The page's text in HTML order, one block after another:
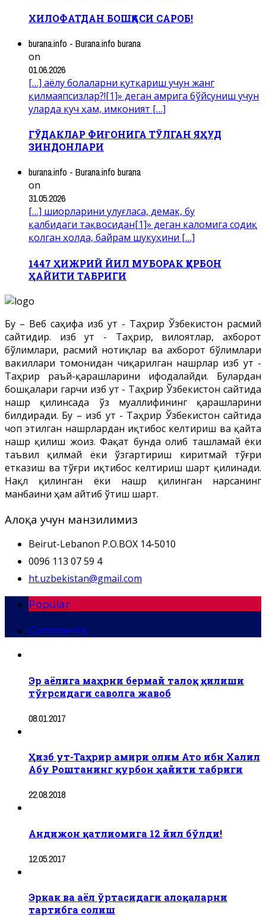
ХИЛОФАТДАН БОШҚАСИ САРОБ!
burana.info - Burana.info burana
on
01.06.2026
[…] аёлу болаларни қутқариш учун жанг
қилмаяпсизлар?![1]» деган амрига бўйсуниш учун
уларда куч ҳам, имконият […]
ГЎДАКЛАР ФИҒОНИГА ТЎЛГАН ЯҲУД
ЗИНДОНЛАРИ
burana.info - Burana.info burana
on
31.05.2026
[…] шиорларини улуғласа, демак, бу
қалбидаги тақвосидан[1]» деган каломига содиқ
қолган ҳолда, байрам шукуҳини […]
1447 ҲИЖРИЙ ЙИЛ МУБОРАК ҚУРБОН
ҲАЙИТИ ТАБРИГИ
Бу – Веб саҳифа Ҳизб ут - Таҳрир Ўзбекистон расмий
сайтидир. Ҳизб ут - Таҳрир, вилоятлар, ахборот
бўлимлари, расмий нотиқлар ва ахборот бўлимлари
вакиллари томонидан чиқарилган нашрлар Ҳизб ут -
Таҳрир раъй-қарашларини ифодалайди. Булардан
бошқалари гарчи Ҳизб ут - Таҳрир Ўзбекистон сайтида
нашр қилинсада ўз муаллифининг қарашларини
билдиради. Бу – Ҳизб ут - Таҳрир Ўзбекистон сайтида
чоп этилган нашрлардан иқтибос келтириш ва қайта
нашр қилиш жоиз. Фақат бунда олиб ташламай ёки
таъвил қилмай ёки ўзгартириш киритмай тўғри
етказиш ва тўғри иқтибос келтириш шарт қилинади.
Нақл қилинган ёки нашр қилинган нарсанинг
манбаини ҳам айтиб ўтиш шарт.
Алоқа учун манзилимиз
Beirut-Lebanon P.O.BOX 14-5010
0096 113 07 59 4
ht.uzbekistan@gmail.com
Popular
Comments
Эр аёлига маҳрни бермай талоқ қилиши
тўғрсидаги саволга жавоб
08.01.2017
Ҳизб ут-Таҳрир амири олим Ато ибн Халил
Абу Роштанинг қурбон ҳайити табриги
22.08.2018
Андижон қатлиомига 12 йил бўлди!
12.05.2017
Эркак ва аёл ўртасидаги алоқаларни
тартибга солиш